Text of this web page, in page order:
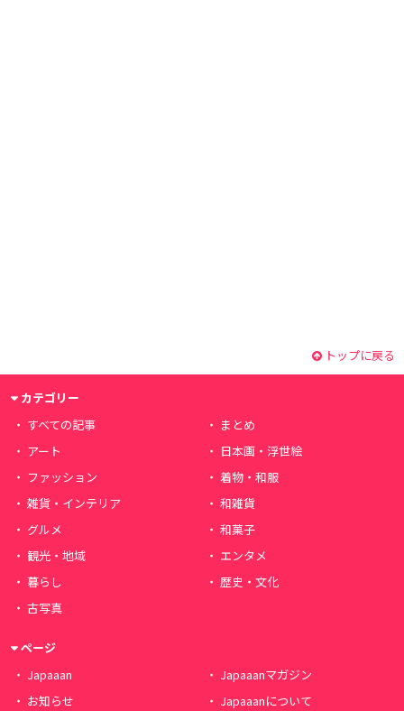
トップに戻る
カテゴリー
すべての記事
まとめ
アート
日本画・浮世絵
ファッション
着物・和服
雑貨・インテリア
和雑貨
グルメ
和菓子
観光・地域
エンタメ
暮らし
歴史・文化
古写真
ページ
Japaaan
Japaaanマガジン
お知らせ
Japaaanについて